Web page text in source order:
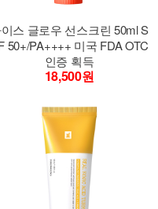
스 글로우 선스크린 50ml S
50+/PA++++ 미국 FDA OTC
인증 획득
18,500원